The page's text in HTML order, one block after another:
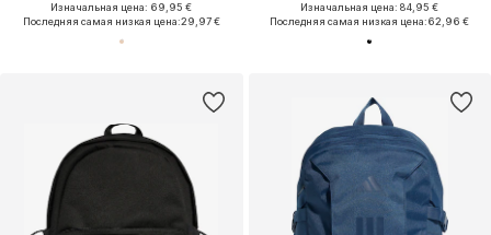
Изначальная цена: 69,95 €
Последняя самая низкая цена:29,97 €
Изначальная цена: 84,95 €
Последняя самая низкая цена:62,96 €